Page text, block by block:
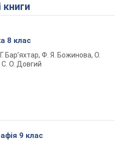
книги
8 клас
Бар’яхтар, Ф. Я. Божинова, О.
С. О. Довгий
9 клас